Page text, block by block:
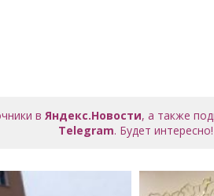
вЯндекс.Новости, а также
Telegram. Будет интересно!